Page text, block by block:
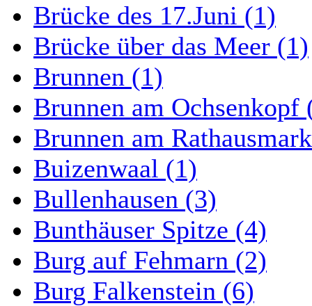
Brücke des 17.Juni (1)
Brücke über das Meer (1)
Brunnen (1)
Brunnen am Ochsenkopf
Brunnen am
Buizenwaal (1)
Bullenhausen (3)
Bunthäuser Spitze (4)
Burg auf Fehmarn (2)
Burg Falkenstein (6)